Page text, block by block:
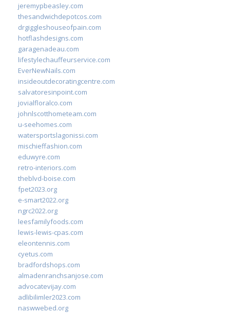
jeremypbeasley.com
thesandwichdepotcos.com
drgiggleshouseofpain.com
hotflashdesigns.com
garagenadeau.com
lifestylechauffeurservice.com
EverNewNails.com
insideoutdecoratingcentre.com
salvatoresinpoint.com
jovialfloralco.com
johnlscotthometeam.com
u-seehomes.com
watersportslagonissi.com
mischieffashion.com
eduwyre.com
retro-interiors.com
theblvd-boise.com
fpet2023.org
e-smart2022.org
ngrc2022.org
leesfamilyfoods.com
lewis-lewis-cpas.com
eleontennis.com
cyetus.com
bradfordshops.com
almadenranchsanjose.com
advocatevijay.com
adlibilimler2023.com
naswwebed.org